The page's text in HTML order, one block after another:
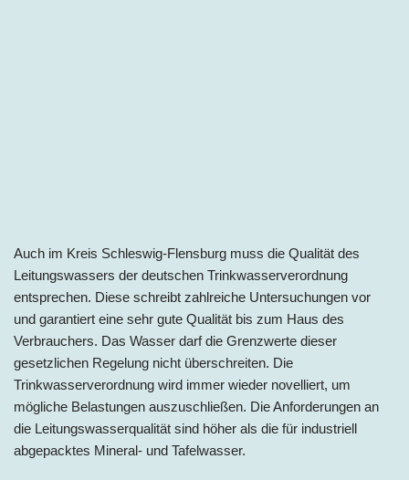
Auch im Kreis Schleswig-Flensburg muss die Qualität des
Leitungswassers der deutschen Trinkwasserverordnung
entsprechen. Diese schreibt zahlreiche Untersuchungen vor
und garantiert eine sehr gute Qualität bis zum Haus des
Verbrauchers. Das Wasser darf die Grenzwerte dieser
gesetzlichen Regelung nicht überschreiten. Die
Trinkwasserverordnung wird immer wieder novelliert, um
mögliche Belastungen auszuschließen. Die Anforderungen an
die Leitungswasserqualität sind höher als die für industriell
abgepacktes Mineral- und Tafelwasser.